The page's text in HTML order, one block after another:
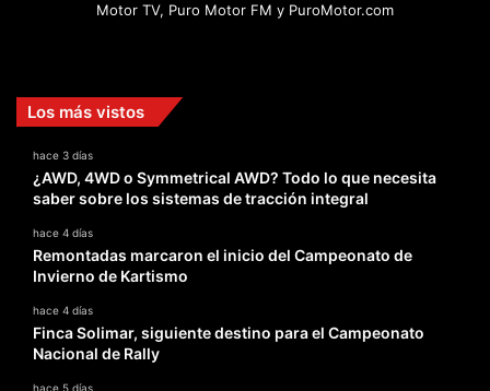
Motor TV, Puro Motor FM y PuroMotor.com
Los más vistos
hace 3 días
¿AWD, 4WD o Symmetrical AWD? Todo lo que necesita
saber sobre los sistemas de tracción integral
hace 4 días
Remontadas marcaron el inicio del Campeonato de
Invierno de Kartismo
hace 4 días
Finca Solimar, siguiente destino para el Campeonato
Nacional de Rally
hace 5 días